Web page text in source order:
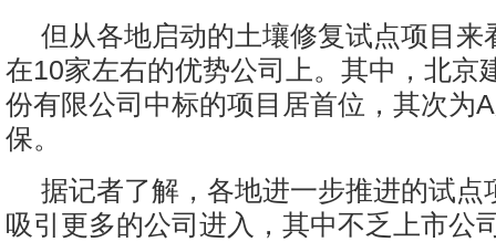
但从各地启动的土壤修复试点项目来
在10家左右的优势公司上。其中，北京
份有限公司中标的项目居首位，其次为
保。
据记者了解，各地进一步推进的试点
吸引更多的公司进入，其中不乏上市公